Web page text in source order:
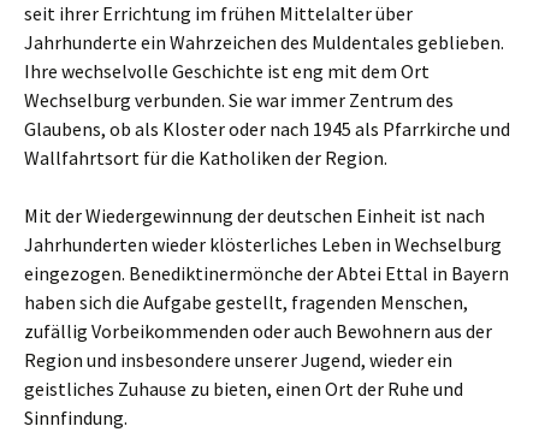
seit ihrer Errichtung im frühen Mittelalter über
Jahrhunderte ein Wahrzeichen des Muldentales geblieben.
Ihre wechselvolle Geschichte ist eng mit dem Ort
Wechselburg verbunden. Sie war immer Zentrum des
Glaubens, ob als Kloster oder nach 1945 als Pfarrkirche und
Wallfahrtsort für die Katholiken der Region.
Mit der Wiedergewinnung der deutschen Einheit ist nach
Jahrhunderten wieder klösterliches Leben in Wechselburg
eingezogen. Benediktinermönche der Abtei Ettal in Bayern
haben sich die Aufgabe gestellt, fragenden Menschen,
zufällig Vorbeikommenden oder auch Bewohnern aus der
Region und insbesondere unserer Jugend, wieder ein
geistliches Zuhause zu bieten, einen Ort der Ruhe und
Sinnfindung.